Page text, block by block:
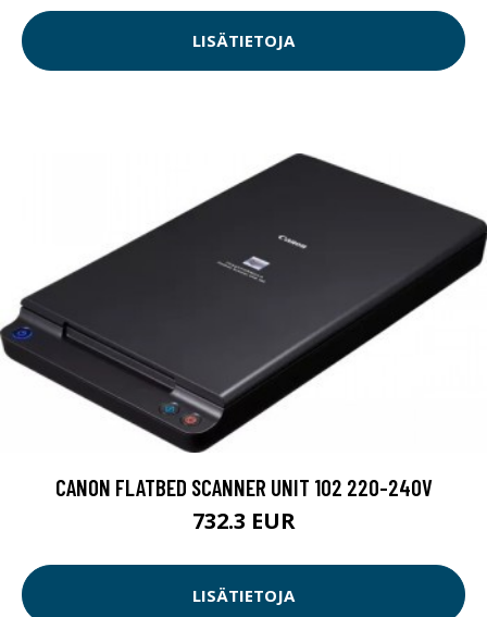
LISÄTIETOJA
CANON FLATBED SCANNER UNIT 102 220-240V
732.3 EUR
LISÄTIETOJA